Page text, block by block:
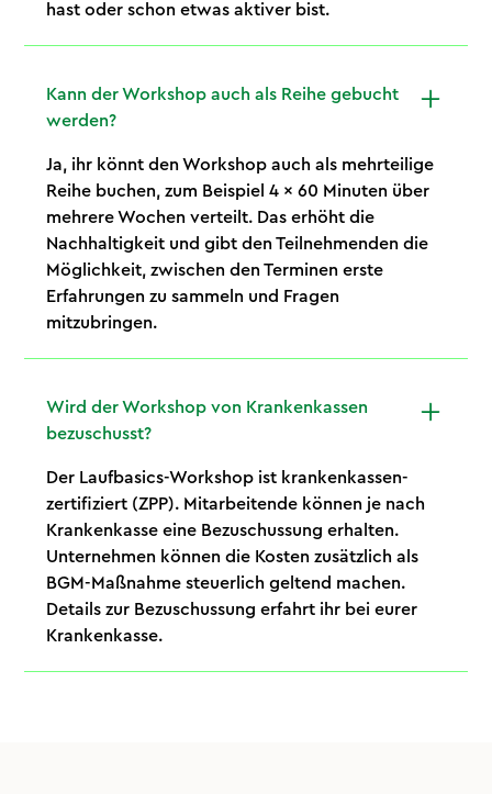
hast oder schon etwas aktiver bist.
Kann der Workshop auch als Reihe gebucht
werden?
Ja, ihr könnt den Workshop auch als mehrteilige
Reihe buchen, zum Beispiel 4 × 60 Minuten über
mehrere Wochen verteilt. Das erhöht die
Nachhaltigkeit und gibt den Teilnehmenden die
Möglichkeit, zwischen den Terminen erste
Erfahrungen zu sammeln und Fragen
mitzubringen.
Wird der Workshop von Krankenkassen
bezuschusst?
Der Laufbasics-Workshop ist krankenkassen-
zertifiziert (ZPP). Mitarbeitende können je nach
Krankenkasse eine Bezuschussung erhalten.
Unternehmen können die Kosten zusätzlich als
BGM-Maßnahme steuerlich geltend machen.
Details zur Bezuschussung erfahrt ihr bei eurer
Krankenkasse.